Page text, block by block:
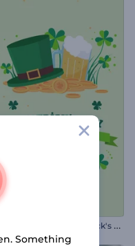
A
nimationen zum St. Patrick's Day
Something